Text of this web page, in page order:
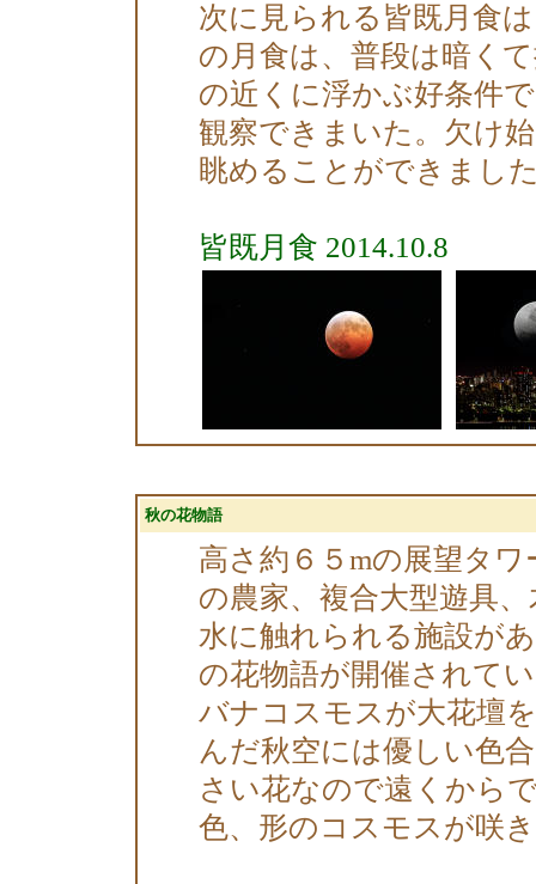
次に見られる皆既月食
の月食は、普段は暗く
の近くに浮かぶ好条件
観察できまいた。欠け
眺めることができまし
皆既月食 2014.10.8
秋の花物語
高さ約６５mの展望タ
の農家、複合大型遊具
水に触れられる施設が
の花物語が開催されて
バナコスモスが大花壇
んだ秋空には優しい色
さい花なので遠くから
色、形のコスモスが咲